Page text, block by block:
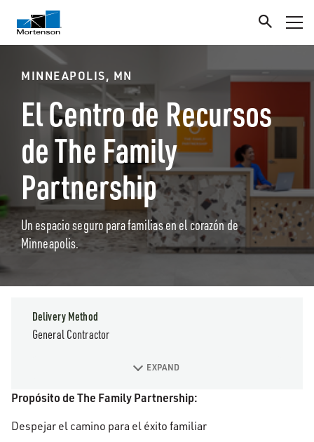
MINNEAPOLIS, MN
El Centro de Recursos
de The Family
Partnership
Un espacio seguro para familias en el corazón de
Minneapolis.
Propósito de The Family Partnership:
Despejar el camino para el éxito familiar
Delivery Method
General Contractor
EXPAND